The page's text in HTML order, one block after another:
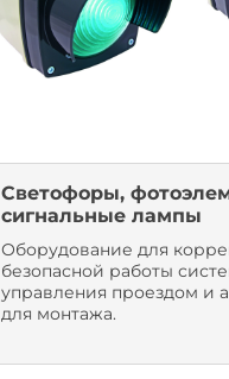
Светофоры,
сигнальные лампы
Оборудование для
безопасной работы
управления проездом и
для монтажа.